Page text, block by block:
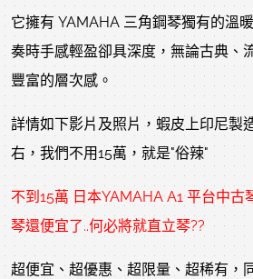
它擁有 YAMAHA 三角鋼琴獨有的溫
奏時手感輕盈卻具深度，無論古典、
豐富的層次感。
詳情如下影片及照片，蝦皮上印尼製
右，我們不用15萬，就是"俗辣"
不到15萬 日本YAMAHA A1 平台中古
琴還便宜了..何必將就直立琴??
超便宜、超優惠、超限量、超稀有，